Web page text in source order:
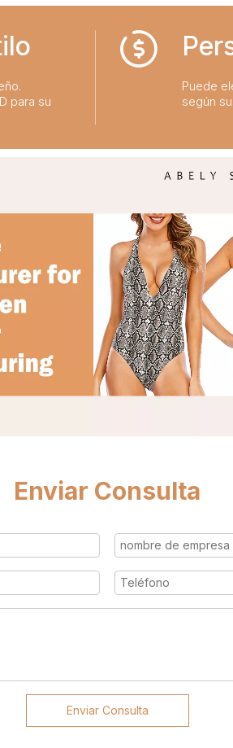
para su
Puede
según
Enviar Consulta
Enviar Consulta